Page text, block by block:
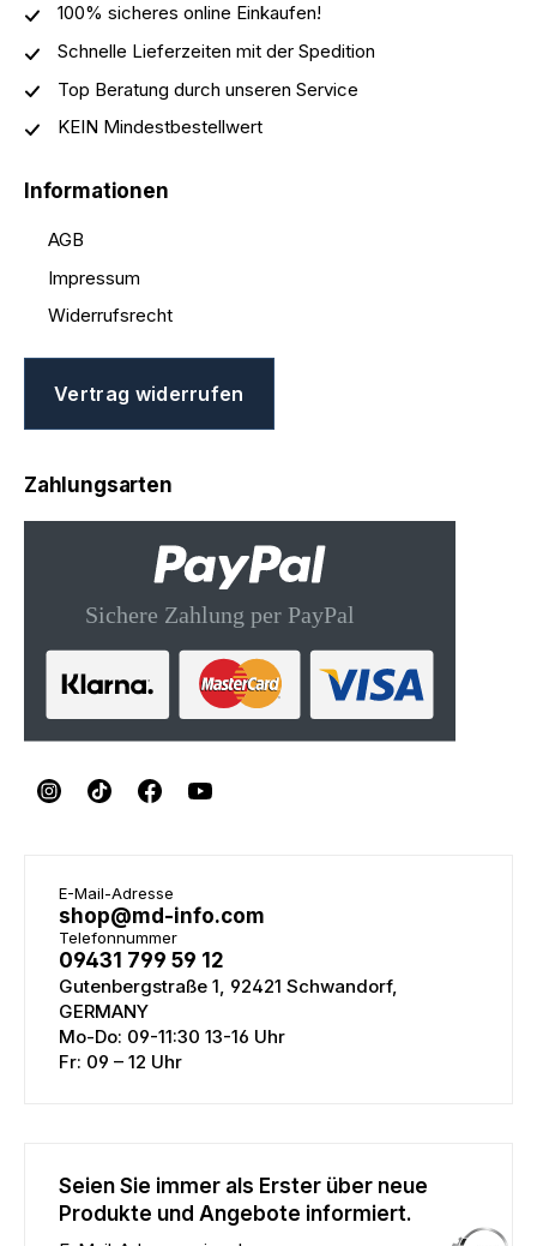
100% sicheres online Einkaufen!
Schnelle Lieferzeiten mit der Spedition
Top Beratung durch unseren Service
KEIN Mindestbestellwert
Informationen
AGB
Impressum
Widerrufsrecht
Vertrag widerrufen
Zahlungsarten
E-Mail-Adresse
shop@md-info.com
Telefonnummer
09431 799 59 12
Gutenbergstraße 1, 92421 Schwandorf,
GERMANY
Mo-Do: 09-11:30 13-16 Uhr
Fr: 09 – 12 Uhr
Seien Sie immer als Erster über neue
Produkte und Angebote informiert.
E-Mail-Adresse eingeben